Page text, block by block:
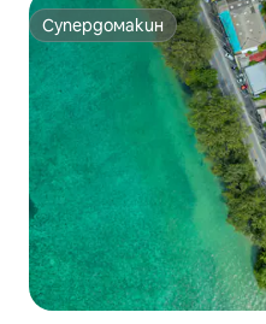
Супердомакин
Супердомакин